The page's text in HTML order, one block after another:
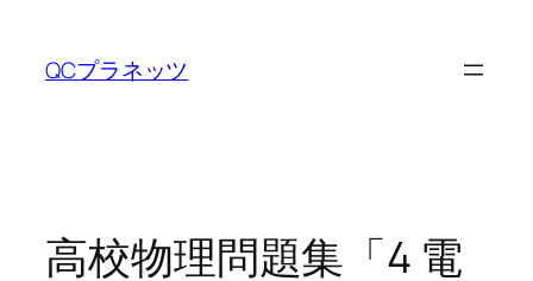
QCプラネッツ
高校物理問題集「4 電